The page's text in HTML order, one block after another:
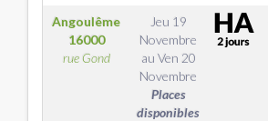
Angoulême
16000
rue Gond
Jeu 19
Novembre
au Ven 20
Novembre
Places
disponibles